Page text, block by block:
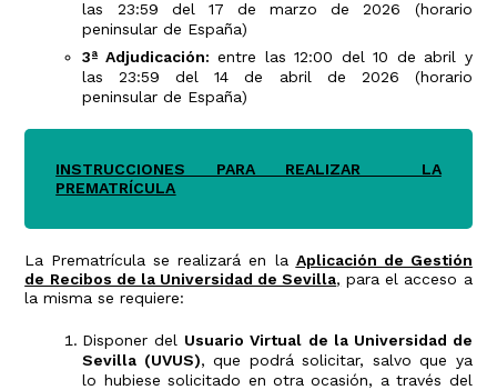
las 23:59 del 17 de marzo de 2026 (horario
peninsular de España)
3ª Adjudicación: entre las 12:00 del 10 de abril y
las 23:59 del 14 de abril de 2026 (horario
peninsular de España)
INSTRUCCIONES PARA REALIZAR LA
PREMATRÍCULA
La Prematrícula se realizará en la Aplicación de Gestión
de Recibos de la Universidad de Sevilla, para el acceso a
la misma se requiere:
Disponer del Usuario Virtual de la Universidad de
Sevilla (UVUS), que podrá solicitar, salvo que ya
lo hubiese solicitado en otra ocasión, a través del